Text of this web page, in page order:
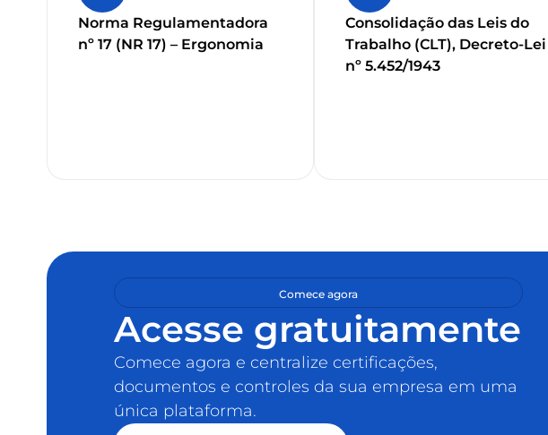
Norma Regulamentadora
nº 17 (NR 17) – Ergonomia
Consolidação das Leis do
Trabalho (CLT), Decreto-Lei
nº 5.452/1943
Comece agora
Acesse gratuitamente
Comece agora e centralize certificações,
documentos e controles da sua empresa em uma
única plataforma.